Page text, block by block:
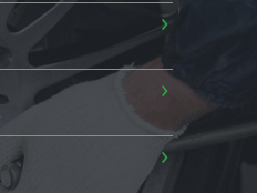
›
›
›